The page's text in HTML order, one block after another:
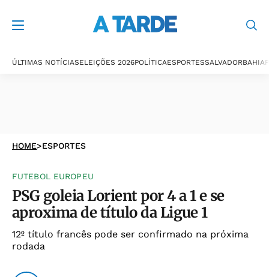
ÚLTIMAS NOTÍCIASELEIÇÕES 2026POLÍTICAESPORTESSALVADORBAHIA
HOME>ESPORTES
FUTEBOL EUROPEU
PSG goleia Lorient por 4 a 1 e se
aproxima de título da Ligue 1
12º título francês pode ser confirmado na próxima
rodada